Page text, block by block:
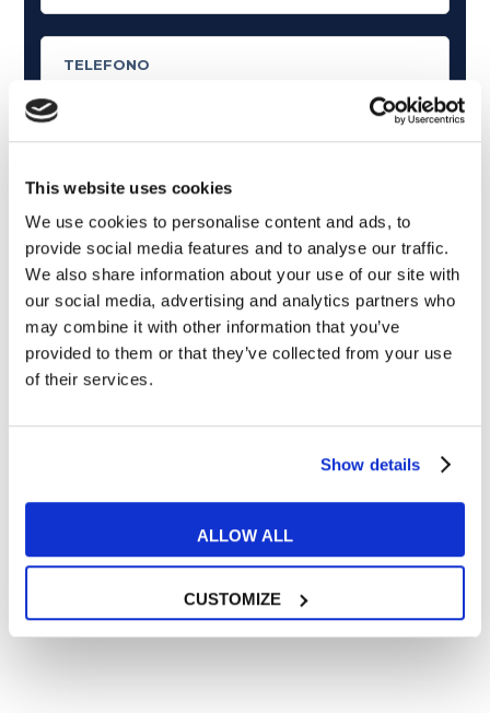
This website uses cookies
We use cookies to personalise content and ads, to
provide social media features and to analyse our traffic.
We also share information about your use of our site with
our social media, advertising and analytics partners who
may combine it with other information that you’ve
provided to them or that they’ve collected from your use
of their services.
Show details
ALLOW ALL
CUSTOMIZE
Cosa ti piace leggere?
Articoli dedicati alla grammatica inglese
Articoli dedicati a inglese nel mondo del lavoro
Articoli con tips e new sulla lingua inglese
Articoli divertenti su film e musica
In quanto di età superiore ai 16 anni, dichiaro di acconsentire
al trattamento dei miei dati personali in conformità
RICHIEDI INFORMAZIONI